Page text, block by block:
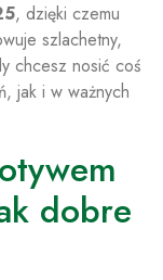
, dzięki czemu
szlachetny,
chcesz nosić coś
jak i w ważnych
dobre